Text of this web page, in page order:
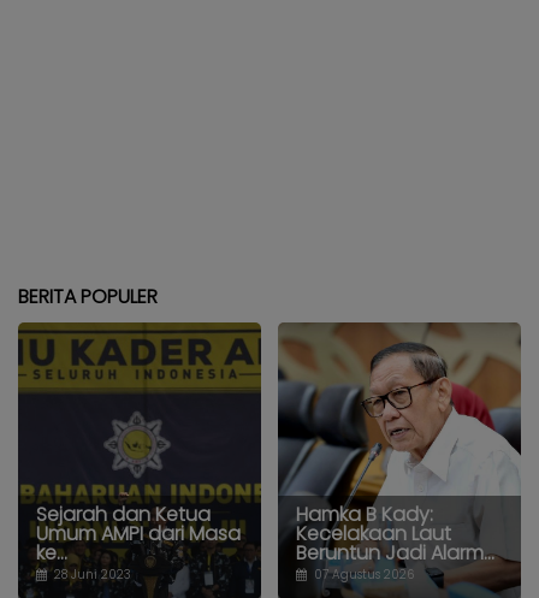
BERITA POPULER
Sejarah dan Ketua
Umum AMPI dari Masa
ke...
28 Juni 2023
Hamka B Kady:
Kecelakaan Laut
Beruntun Jadi Alarm...
07 Agustus 2026